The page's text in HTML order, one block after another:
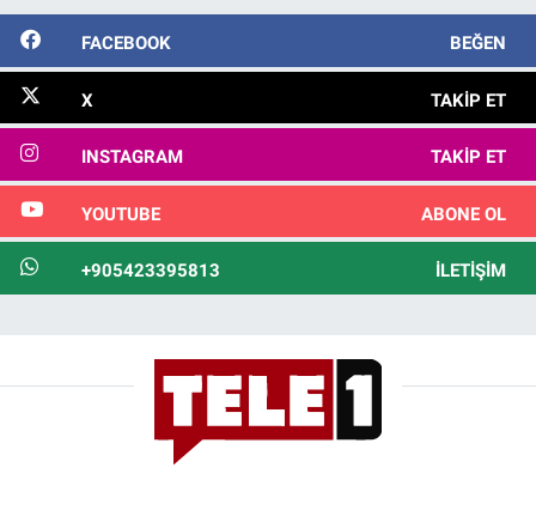
FACEBOOK BEĞEN
X TAKIP ET
INSTAGRAM TAKIP ET
YOUTUBE ABONE OL
+905423395813 İLETIŞIM